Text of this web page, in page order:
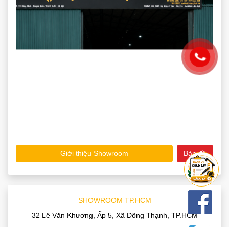
Giới thiệu Showroom Bản đồ
SHOWROOM TP.HCM
32 Lê Văn Khương, Ấp 5, Xã Đông Thạnh, TP.HCM